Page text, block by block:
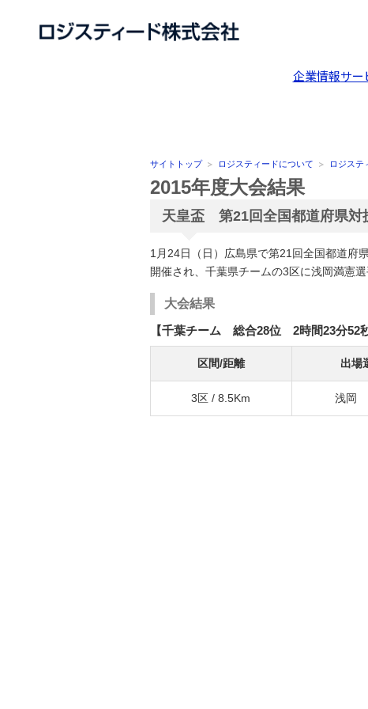
企業情報サー
サイトトップ ロジスティードについて ロジステ
2015年度大会結果
天皇盃 第21回全国都道府県対
1月24日（日）広島県で第21回全国都道府
開催され、千葉県チームの3区に浅岡満憲選
大会結果
【千葉チーム 総合28位 2時間23分52秒
区間/距離 出場
3区 / 8.5Km 浅岡